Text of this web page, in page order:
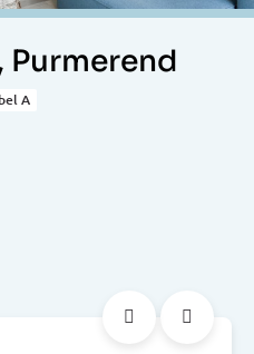
Purmerend
A